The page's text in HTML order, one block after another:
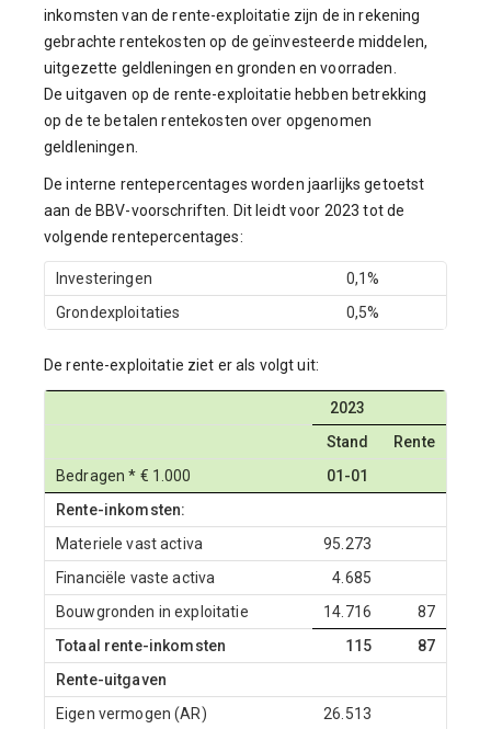
inkomsten van de rente-exploitatie zijn de in rekening
gebrachte rentekosten op de geïnvesteerde middelen,
uitgezette geldleningen en gronden en voorraden.
De uitgaven op de rente-exploitatie hebben betrekking
op de te betalen rentekosten over opgenomen
geldleningen.
De interne rentepercentages worden jaarlijks getoetst
aan de BBV-voorschriften. Dit leidt voor 2023 tot de
volgende rentepercentages:
Investeringen
0,1%
Grondexploitaties
0,5%
De rente-exploitatie ziet er als volgt uit:
2023
Stand
Rente
Bedragen * € 1.000
01-01
Rente-inkomsten:
Materiele vast activa
95.273
Financiële vaste activa
4.685
Bouwgronden in exploitatie
14.716
87
Totaal rente-inkomsten
115
87
Rente-uitgaven
Eigen vermogen (AR)
26.513